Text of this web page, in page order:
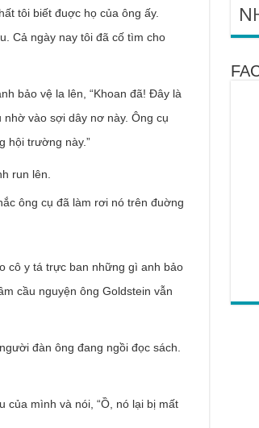
tôi biết đuợc họ của ông ấy.
Cả ngày nay tôi đã cố tìm cho
bảo vệ la lên, “Khoan đã! Đây là
vào sợi dây nơ này. Ông cụ
hội trường này.”
run lên.
ông cụ đã làm rơi nó trên đuờng
cô y tá trực ban những gì anh bảo
cầu nguyện ông Goldstein vẫn
đàn ông đang ngồi đọc sách.
của mình và nói, “Ồ, nó lại bị mất